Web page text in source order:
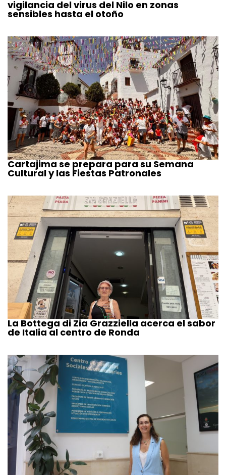
vigilancia del virus del Nilo en zonas
sensibles hasta el otoño
Cartajima se prepara para su Semana
Cultural y las Fiestas Patronales
La Bottega di Zia Grazziella acerca el sabor
de Italia al centro de Ronda